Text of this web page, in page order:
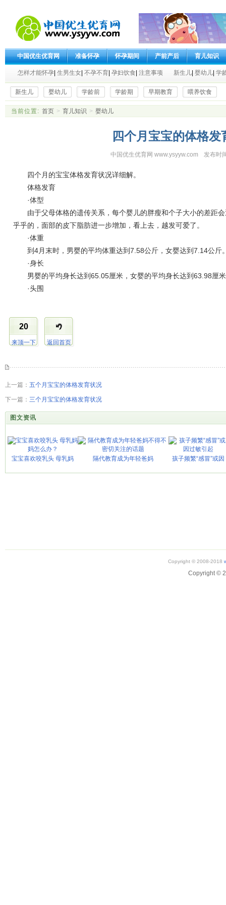
中国优生优育网 准备怀孕 怀孕期间 产前产后 育儿知识
怎样才能怀孕 生男生女 不孕不育 孕妇饮食 注意事项 新生儿 婴幼儿 学
新生儿 婴幼儿 学龄前 学龄期 早期教育 喂养饮食
当前位置: 首页 > 育儿知识 > 婴幼儿
四个月宝宝的体格发
中国优生优育网 www.ysyyw.com 发布时
四个月的宝宝体格发育状况详细解。
体格发育
·体型
由于父母体格的遗传关系，每个婴儿的胖瘦和个子大小的差距会
乎乎的，面部的皮下脂肪进一步增加，看上去，越发可爱了。
·体重
到4月末时，男婴的平均体重达到7.58公斤，女婴达到7.14公斤
·身长
男婴的平均身长达到65.05厘米，女婴的平均身长达到63.98厘
·头围
20
来顶一下 返回首页
上一篇： 五个月宝宝的体格发育状况
下一篇： 三个月宝宝的体格发育状况
图文资讯
宝宝喜欢咬乳头 母乳妈 隔代教育成为年轻爸妈 孩子频繁“感冒”或因
Copyright © 2008-2018
Copyright ©